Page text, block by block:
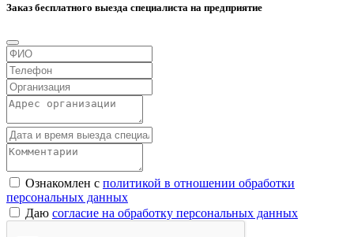
Заказ бесплатного выезда специалиста на предприятие
Ознакомлен с политикой в отношении обработки
персональных данных
Даю согласие на обработку персональных данных